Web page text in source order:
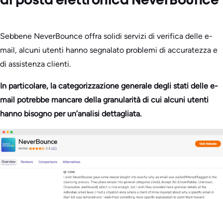
Sebbene NeverBounce offra solidi servizi di verifica delle e-
mail, alcuni utenti hanno segnalato problemi di accuratezza e
di assistenza clienti.
In particolare, la categorizzazione generale degli stati delle e-
mail potrebbe mancare della granularità di cui alcuni utenti
hanno bisogno per un’analisi dettagliata.